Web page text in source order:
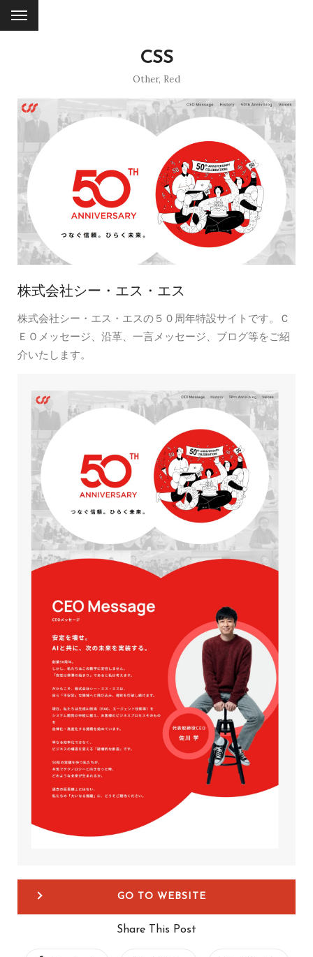
CSS
Other, Red
株式会社シー・エス・エス
株式会社シー・エス・エスの５０周年特設サイトです。Ｃ
ＥＯメッセージ、沿革、一言メッセージ、ブログ等をご紹
介いたします。
GO TO WEBSITE
Share This Post